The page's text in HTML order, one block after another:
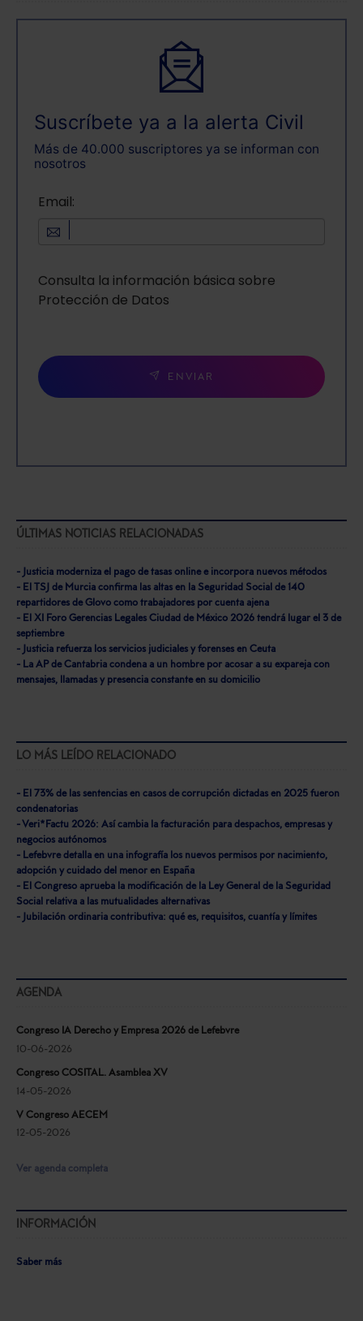
Suscríbete ya a la alerta Civil
Más de 40.000 suscriptores ya se informan con
nosotros
Email:
Consulta la información básica sobre
Protección de Datos
ENVIAR
ÚLTIMAS NOTICIAS RELACIONADAS
- Justicia moderniza el pago de tasas online e incorpora nuevos métodos
- El TSJ de Murcia confirma las altas en la Seguridad Social de 140
repartidores de Glovo como trabajadores por cuenta ajena
- El XI Foro Gerencias Legales Ciudad de México 2026 tendrá lugar el 3 de
septiembre
- Justicia refuerza los servicios judiciales y forenses en Ceuta
- La AP de Cantabria condena a un hombre por acosar a su expareja con
mensajes, llamadas y presencia constante en su domicilio
LO MÁS LEÍDO RELACIONADO
- El 73% de las sentencias en casos de corrupción dictadas en 2025 fueron
condenatorias
- Veri*Factu 2026: Así cambia la facturación para despachos, empresas y
negocios autónomos
- Lefebvre detalla en una infografía los nuevos permisos por nacimiento,
adopción y cuidado del menor en España
- El Congreso aprueba la modificación de la Ley General de la Seguridad
Social relativa a las mutualidades alternativas
- Jubilación ordinaria contributiva: qué es, requisitos, cuantía y límites
AGENDA
Congreso IA Derecho y Empresa 2026 de Lefebvre
10-06-2026
Congreso COSITAL. Asamblea XV
14-05-2026
V Congreso AECEM
12-05-2026
Ver agenda completa
INFORMACIÓN
Saber más